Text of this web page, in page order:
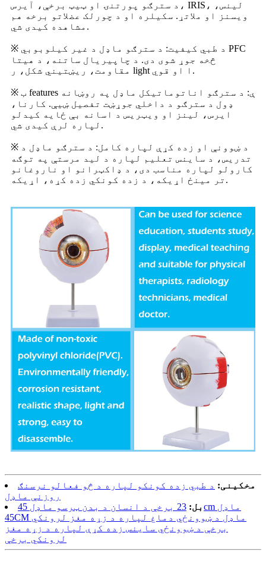
د سترګو پورتنۍ او ټیټ برخې، آیرس، IRIS، لینس،
ویسنز او ملاتړ. سکیلره او د چورلک عضلاتو برخه هم
مشاهده کیدی شي.
※ د طبي کیفیت: د سترګو ماډل د غیر کیلوبوبي PFC
څخه جوړ شوی دی. د چاپیریال ساتنه، د هیتا
مقاومت، ریښتیني شکل، ر light ا او قوي.
※ ب features ې: د سترګو اناتوماتیکل ماډل په روښانه
ډول د سترګو د داخلي جوړښت تفصیل ښیې. کارنا،
ایرس، لینز او ویټریس د اسانه بې ځایه کیدلو
لپاره لرې کیدی شي.
※ د ښوونې او زده کړې لپاره کامل: د سترګو ماډل د
تدریس، د ساینس تعلیم لپاره د لید مرستې په توګه
کارولو لپاره مناسب دی، د ډاکټرانو او ناروغانو
تر مینځ اړیکه، د زده کونکي زده کړه، اړیکه.
مخکینی: د طبي زده کونکو لپاره د څو فعالو نرسنګ
روزنې ماډل
بل:
23 برخې د انسان د بدن ټرسو ماډل 45cm ماډل
45CM ماډل د ښوونځي دماغ لپاره د زړه مغز لرونکي
برخې د ښوونځي ساینس زده کړې لپاره د زړه مغز
لرونکي برخې